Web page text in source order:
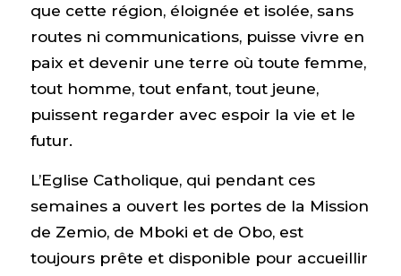
que cette région, éloignée et isolée, sans
routes ni communications, puisse vivre en
paix et devenir une terre où toute femme,
tout homme, tout enfant, tout jeune,
puissent regarder avec espoir la vie et le
futur.
L’Eglise Catholique, qui pendant ces
semaines a ouvert les portes de la Mission
de Zemio, de Mboki et de Obo, est
toujours prête et disponible pour accueillir